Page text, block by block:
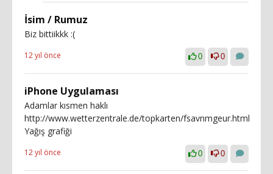
İsim / Rumuz
Biz bittiikkk :(
12 yıl önce 0 0
iPhone Uygulaması
Adamlar kısmen haklı
http://www.wetterzentrale.de/topkarten/fsavnmgeur.html
Yağış grafiği
12 yıl önce 0 0